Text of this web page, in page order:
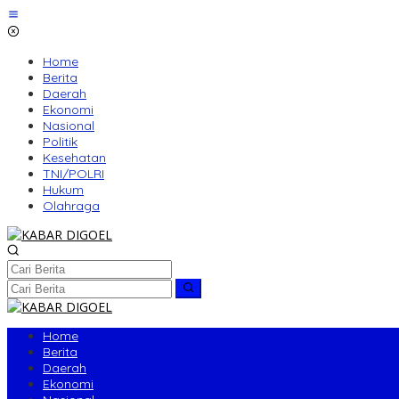
Lewati
ke
Home
Berita
Daerah
Ekonomi
Nasional
Politik
Kesehatan
TNI/POLRI
Hukum
Olahraga
Home
Berita
Daerah
Ekonomi